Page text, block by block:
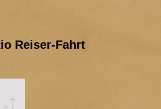
Reiser-Fahrt